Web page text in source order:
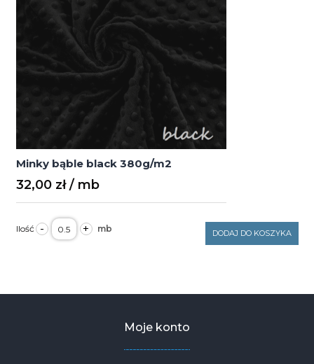
Minky bąble black 380g/m2
32,00 zł
- ilość
Minky
bąble
+ DODAJ DO KOSZYKA
Moje konto